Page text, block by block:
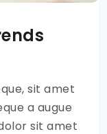
sit amet
a augue
sit amet